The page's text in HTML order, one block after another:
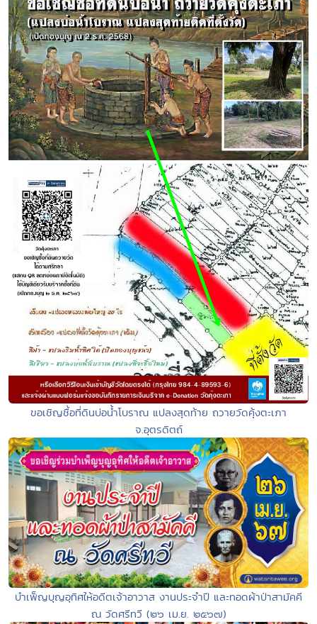
ขอเชิญชื้อที่ดินบ่อน้ำโบราณ แปลงสุดท้าย ถวายวัดคุ้งตะเภา
จ.อุตรดิตถ์
บำเพ็ญบุญอุทิศให้อดีตเจ้าอาวาส งานประจำปี และทอดผ้าป่าสามัคคี
ณ วัดศรีทวี (๒๖ เม.ย. ๒๕๖๗)